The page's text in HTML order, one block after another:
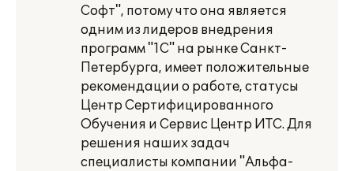
Софт", потому что она является
одним из лидеров внедрения
программ "1С" на рынке Санкт-
Петербурга, имеет положительные
рекомендации о работе, статусы
Центр Сертифицированного
Обучения и Сервис Центр ИТС. Для
решения наших задач
специалисты компании "Альфа-